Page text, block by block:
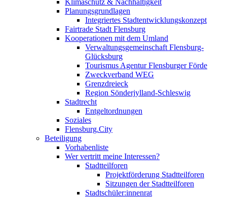
Klimaschutz & Nachhaltigkeit
Planungsgrundlagen
Integriertes Stadtentwicklungskonzept
Fairtrade Stadt Flensburg
Kooperationen mit dem Umland
Verwaltungsgemeinschaft Flensburg-
Glücksburg
Tourismus Agentur Flensburger Förde
Zweckverband WEG
Grenzdreieck
Region Sönderjylland-Schleswig
Stadtrecht
Entgeltordnungen
Soziales
Flensburg.City
Beteiligung
Vorhabenliste
Wer vertritt meine Interessen?
Stadtteilforen
Projektförderung Stadtteilforen
Sitzungen der Stadtteilforen
Stadtschüler:innenrat